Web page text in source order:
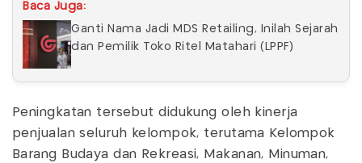
Baca Juga:
Ganti Nama Jadi MDS Retailing, Inilah Sejarah
dan Pemilik Toko Ritel Matahari (LPPF)
Peningkatan tersebut didukung oleh kinerja
penjualan seluruh kelompok, terutama Kelompok
Barang Budaya dan Rekreasi, Makanan, Minuman,